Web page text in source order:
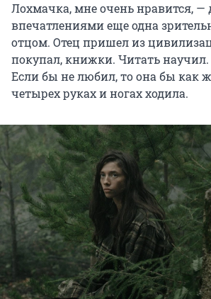
Лохмачка, мне очень нравится, —
впечатлениями еще одна
отцом. Отец пришел из
покупал, книжки. Читать научил.
Если бы не любил, то она бы как
четырех руках и ногах ходила.